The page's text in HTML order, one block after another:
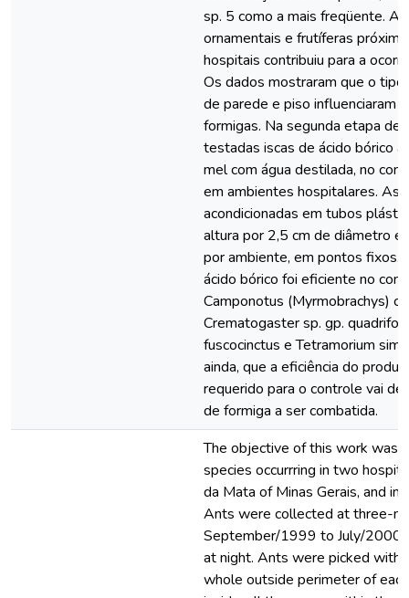
sp. 5 como a mais freqüente. A
ornamentais e frutíferas
hospitais contribuiu para a
Os dados mostraram que o
de parede e piso influenciaram
formigas. Na segunda etapa
testadas iscas de ácido bórico
mel com água destilada, no
em ambientes hospitalares. As
acondicionadas em tubos
altura por 2,5 cm de diâmetro e
por ambiente, em pontos fixos.
ácido bórico foi eficiente no
Camponotus (Myrmobrachys)
Crematogaster sp. gp.
fuscocinctus e Tetramorium
ainda, que a eficiência do
requerido para o controle vai
de formiga a ser combatida.
The objective of this work was
species occurrring in two
da Mata of Minas Gerais, and in
Ants were collected at three-
September/1999 to July/2000,
at night. Ants were picked with
whole outside perimeter of